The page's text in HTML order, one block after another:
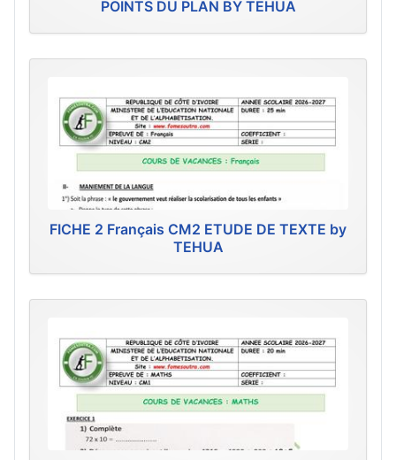
POINTS DU PLAN BY TEHUA
FICHE 2 Français CM2 ETUDE DE TEXTE by
TEHUA